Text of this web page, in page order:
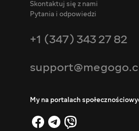
Skontaktuj się z nami
Pytania i odpowiedzi
+1 (347) 343 27 82
My na portalach